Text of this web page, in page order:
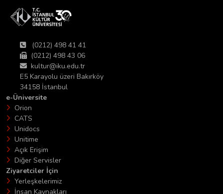
(0212) 498 41 41
(0212) 498 43 06
kultur@iku.edu.tr
E5 Karayolu üzeri Bakırköy
34158 İstanbul
e-Üniversite
Orion
CATS
Unidocs
Unitime
Açık Erişim
Diğer Servisler
Ziyaretciler İçin
Yerleşkelerimiz
İnsan Kaynakları